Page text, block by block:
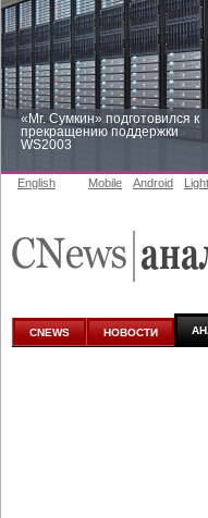
«Mr. Сумкин» подготовился к
прекращению поддержки
WS2003
аналитике
English Mobile Android Light
CNEWS НОВОСТИ